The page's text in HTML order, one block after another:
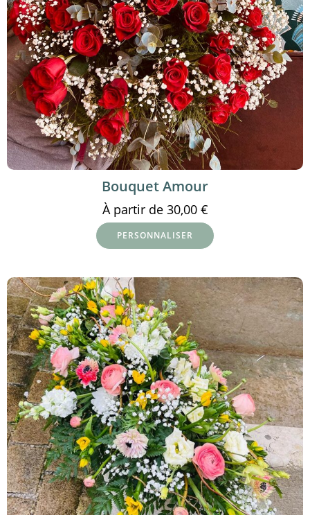
Bouquet Amour
À partir de 30,00 €
PERSONNALISER